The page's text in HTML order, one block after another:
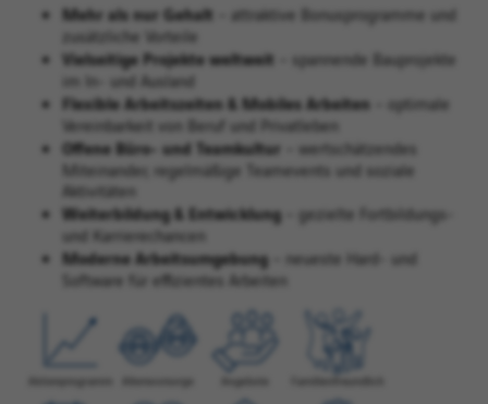
Mehr als nur Gehalt
– attraktive Bonusprogramme und
zusätzliche Vorteile
Vielseitige Projekte weltweit – spannende Bauprojekte
im In- und Ausland
Flexible Arbeitszeiten & Mobiles Arbeiten
– optimale
Vereinbarkeit von Beruf und Privatleben
Offene Büro- und Teamkultur – wertschätzendes
Miteinander, regelmäßige Teamevents und soziale
Aktivitäten
Weiterbildung & Entwicklung– gezielte Fortbildungs-
und Karrierechancen
Moderne Arbeitsumgebung– neueste Hard- und
Software für effizientes Arbeiten